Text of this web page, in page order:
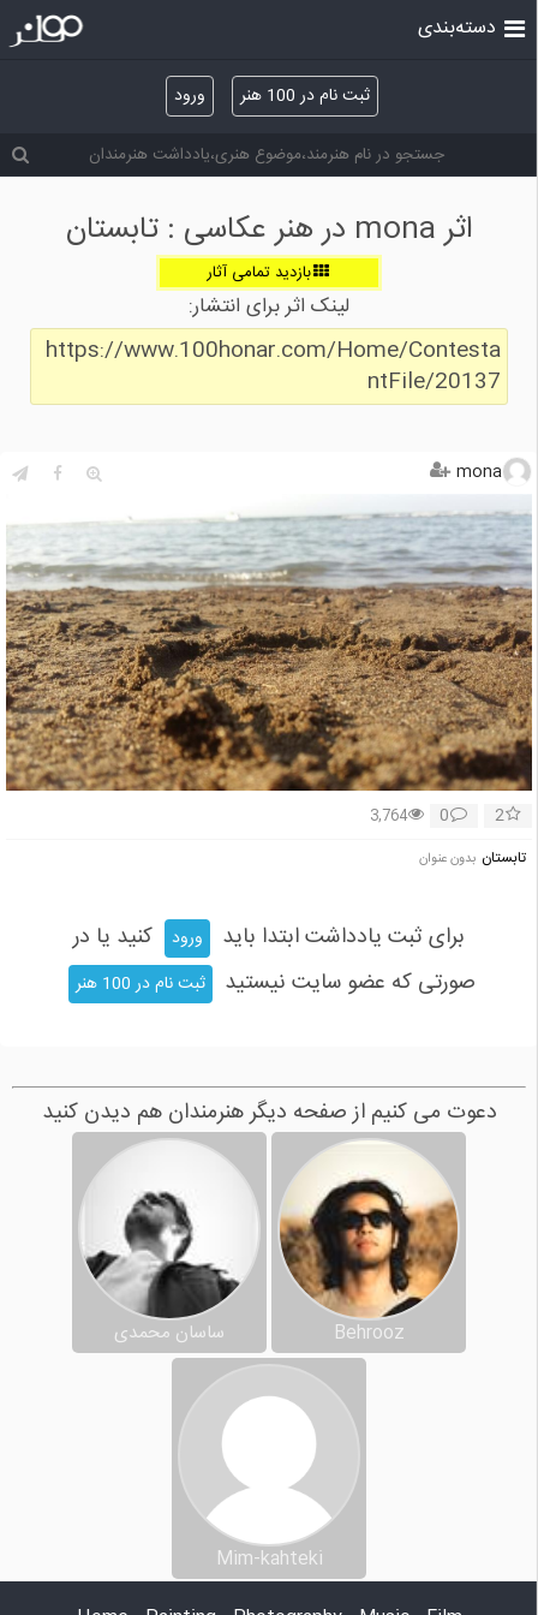
ثبت نام در 100 هنر ورود
دسته‌بندی
اثر mona در هنر عکاسی : تابستان
بازدید تمامی آثار
لینک اثر برای انتشار:
https://www.100honar.com/Home/Contesta
ntFile/20137
mona
2
0
3,764
تابستان بدون عنوان
برای ثبت یادداشت ابتدا باید ورود
کنید یا در
صورتی که عضو سایت نیستید
ثبت نام در 100 هنر
دعوت می کنیم از صفحه دیگر هنرمندان هم دیدن کنید
Behrooz ساسان محمدی
Mim-kahteki